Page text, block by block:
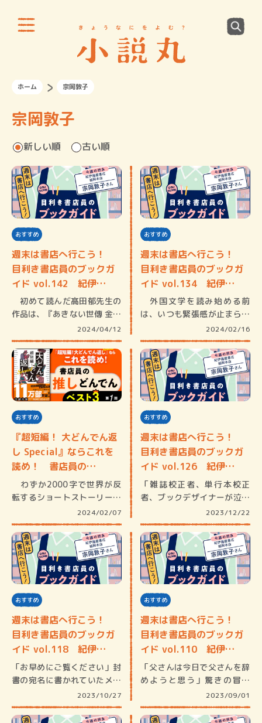
ホーム 宗岡敦子
宗岡敦子
新しい順 古い順
おすすめ
週末は書店へ行こう！
目利き書店員のブックガ
イド vol.142 紀伊…
初めて読んだ髙田郁先生の
作品は、『あきない世傳 金と
2024/04/12
おすすめ
週末は書店へ行こう！
目利き書店員のブックガ
イド vol.134 紀伊…
外国文学を読み始める前
は、いつも緊張感が止まらな
2024/02/16
おすすめ
『超短編！ 大どんでん返
し Special』ならこれを
読め！ 書店員の…
わずか2000字で世界が反
転するショートストーリーの
2024/02/07
おすすめ
週末は書店へ行こう！
目利き書店員のブックガ
イド vol.126 紀伊…
「雑誌校正者、単行本校正
者、ブックデザイナーが泣い
2023/12/22
おすすめ
週末は書店へ行こう！
目利き書店員のブックガ
イド vol.118 紀伊…
「お早めにご覧ください」封
書の宛名に書かれていたメッ
2023/10/27
おすすめ
週末は書店へ行こう！
目利き書店員のブックガ
イド vol.110 紀伊…
「父さんは今日で父さんを辞
めようと思う」驚きの冒頭
2023/09/01